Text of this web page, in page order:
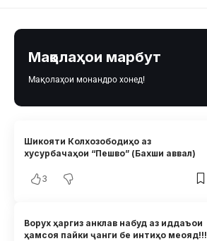
Мақолаҳои марбут
Мақолаҳои монандро хонед!
Шикояти Колхозободиҳо аз
хусурбачаҳои “Пешво” (Бахши аввал)
3
Ворух ҳаргиз анклав набуд аз иддаъои
ҳамсоя пайки ҷанги бе интиҳо меояд!!!